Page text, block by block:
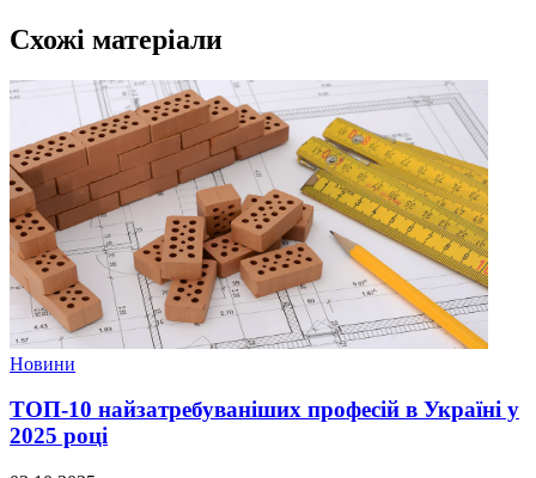
Схожі матеріали
Новини
ТОП-10 найзатребуваніших професій в Україні у
2025 році